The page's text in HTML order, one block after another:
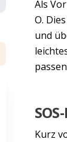
Als
O.
und
Kurz